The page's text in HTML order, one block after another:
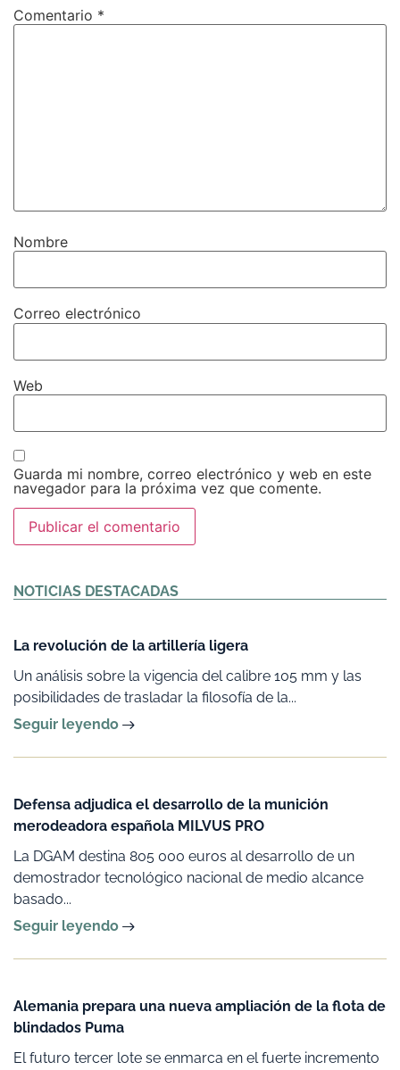
Comentario *
Nombre
Correo electrónico
Web
Guarda mi nombre, correo electrónico y web en este
navegador para la próxima vez que comente.
NOTICIAS DESTACADAS
La revolución de la artillería ligera
Un análisis sobre la vigencia del calibre 105 mm y las
posibilidades de trasladar la filosofía de la...
Seguir leyendo
Defensa adjudica el desarrollo de la munición
merodeadora española MILVUS PRO
La DGAM destina 805 000 euros al desarrollo de un
demostrador tecnológico nacional de medio alcance
basado...
Seguir leyendo
Alemania prepara una nueva ampliación de la flota de
blindados Puma
El futuro tercer lote se enmarca en el fuerte incremento